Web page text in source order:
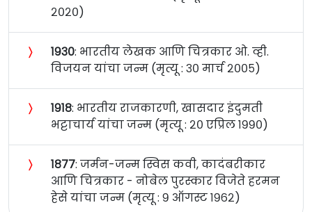
२०२०)
〉 १९३०: भारतीय लेखक आणि चित्रकार ओ. व्ही.
विजयन यांचा जन्म (मृत्यू : ३० मार्च २००५)
〉 १९१८: भारतीय राजकारणी, खासदार इंदुमती
भट्टाचार्य यांचा जन्म (मृत्यू : २० एप्रिल १९९०)
〉 १८७७: जर्मन-जन्म स्विस कवी, कादंबरीकार
आणि चित्रकार - नोबेल पुरस्कार विजेते हरमन
हेसे यांचा जन्म (मृत्यू : ९ ऑगस्ट १९६२)